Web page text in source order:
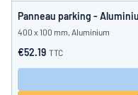
Panneau parking -
400 x 100 mm, Aluminium
€52.19 TTC